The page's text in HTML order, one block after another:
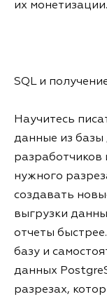
их монетизации.
SQL и
Научитесь
данные из
разработчиков
нужного
создавать
выгрузки
отчеты
базу и
данных
разрезах,